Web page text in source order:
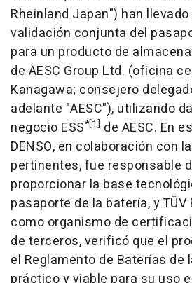
Rheinland Japan") han
validación conjunta del
para un producto de
de AESC Group Ltd. (oficina
Kanagawa; consejero
adelante "AESC"), utilizando
negocio ESS*[1] de AESC. En
DENSO, en colaboración con
pertinentes, fue responsable
proporcionar la base
pasaporte de la batería, y TÜV
como organismo de
de terceros, verificó que el
el Reglamento de Baterías de
práctico y viable para su uso